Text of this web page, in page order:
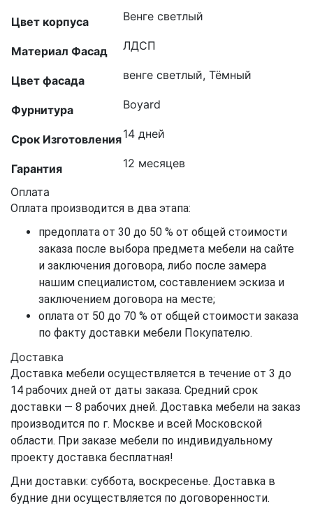
Цвет корпуса Венге светлый
Материал Фасад ЛДСП
Цвет фасада венге светлый, Тёмный
Фурнитура Boyard
Срок Изготовления14 дней
Гарантия 12 месяцев
Оплата
Оплата производится в два этапа:
предоплата от 30 до 50 % от общей стоимости
заказа после выбора предмета мебели на сайте
и заключения договора, либо после замера
нашим специалистом, составлением эскиза и
заключением договора на месте;
оплата от 50 до 70 % от общей стоимости заказа
по факту доставки мебели Покупателю.
Доставка
Доставка мебели осуществляется в течение от 3 до
14 рабочих дней от даты заказа. Средний срок
доставки — 8 рабочих дней. Доставка мебели на заказ
производится по г. Москве и всей Московской
области. При заказе мебели по индивидуальному
проекту доставка бесплатная!
Дни доставки: суббота, воскресенье. Доставка в
будние дни осуществляется по договоренности.